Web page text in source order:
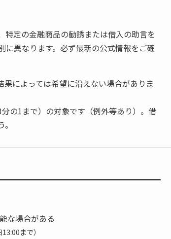
定の金融商品の勧誘または借入の助言を
に異なります。必ず最新の公式情報をご確
によっては希望に沿えない場合がありま
の1まで）の対象です（例外等あり）。借
な場合がある
まで）